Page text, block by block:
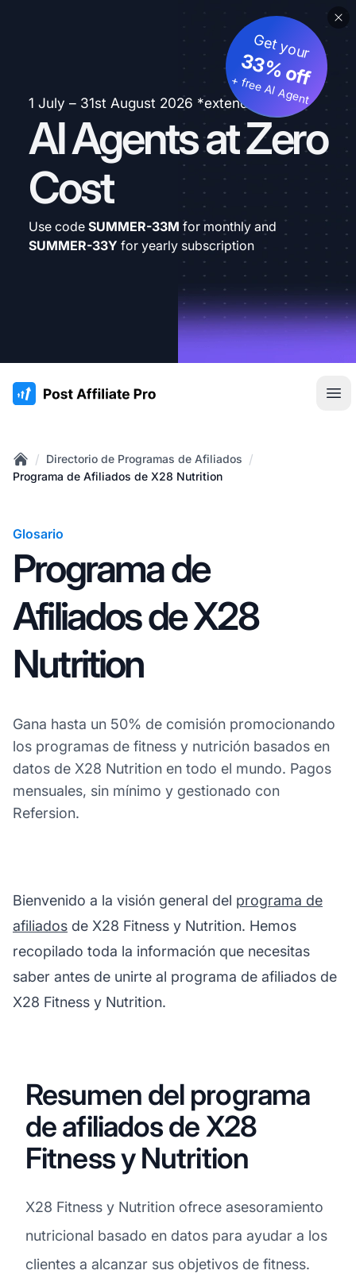
1 July – 31st August 2026 *extended
AI Agents at Zero
Cost
Get your
33% off
+ free AI Agent
Use code SUMMER-33M for monthly and
SUMMER-33Y for yearly subscription
:site.title
Home
/ Directorio de Programas de Afiliados /
Programa de Afiliados de X28 Nutrition
Glosario
Programa de
Afiliados de X28
Nutrition
Gana hasta un 50% de comisión promocionando
los programas de fitness y nutrición basados en
datos de X28 Nutrition en todo el mundo. Pagos
mensuales, sin mínimo y gestionado con
Refersion.
Bienvenido a la visión general del programa de
afiliados de X28 Fitness y Nutrition. Hemos
recopilado toda la información que necesitas
saber antes de unirte al programa de afiliados de
X28 Fitness y Nutrition.
Resumen del programa
de afiliados de X28
Fitness y Nutrition
X28 Fitness y Nutrition ofrece asesoramiento
nutricional basado en datos para ayudar a los
clientes a alcanzar sus objetivos de fitness.